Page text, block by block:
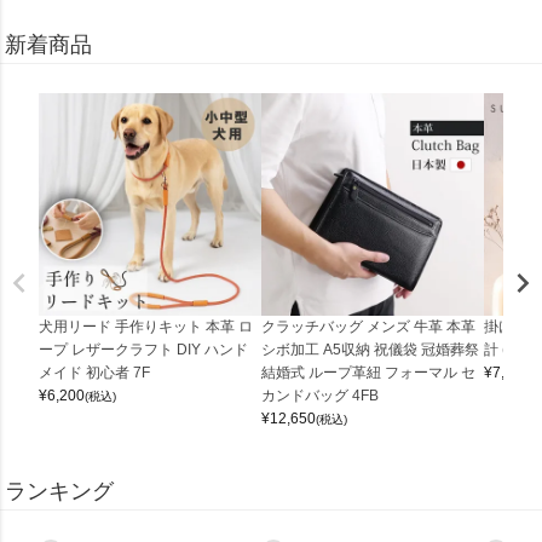
新着商品
犬用リード 手作りキット 本革 ロ
ープ レザークラフト DIY ハンド
メイド 初心者 7F
¥6,200(税込)
クラッチバッグ メンズ 牛革 本革
シボ加工 A5収納 祝儀袋 冠婚葬祭
結婚式 ループ革紐 フォーマル セ
カンドバッグ 4FB
¥12,650(税込)
掛け時
計
¥7,150
ランキング